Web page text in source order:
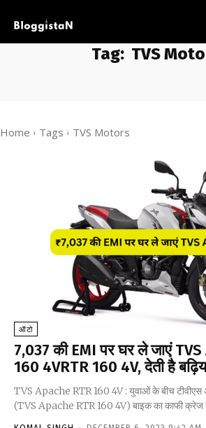
Tag: TVS
Home Tags TVS Motors
ऑटो
₹7,037 की EMI पर घर ले जाएं
160 4VRTR 160 4V, देती है
TVS Apache RTR 160 4V : युवाओं के बीच
(TVS Apache RTR 160 4V) बाइक का काफी क्रेज